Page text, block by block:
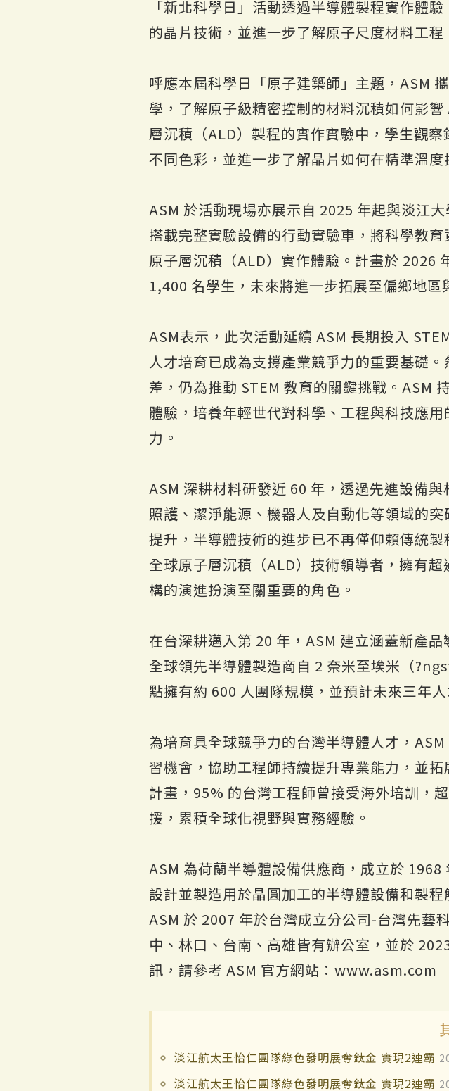
「新北科學日」活動透過半導體製程實作體
的晶片技術，並進一步了解原子尺度材料工
呼應本屆科學日「原子建築師」主題，ASM
學，了解原子級精密控制的材料沉積如何影
層沉積（ALD）製程的實作實驗中，學生觀
不同色彩，並進一步了解晶片如何在精準溫
ASM 於活動現場亦展示自 2025 年起與淡江
搭載完整實驗設備的行動實驗車，將科學教
原子層沉積（ALD）實作體驗。計畫於 2026
1,400 名學生，未來將進一步拓展至偏鄉地
ASM表示，此次活動延續 ASM 長期投入
人才培育已成為支撐產業競爭力的重要基礎
差，仍為推動 STEM 教育的關鍵挑戰。ASM
體驗，培養年輕世代對科學、工程與科技應
力。
ASM 深耕材料研發近 60 年，透過先進設備
照護、潔淨能源、機器人及自動化等領域的
提升，半導體技術的進步已不再僅仰賴傳統
全球原子層沉積（ALD）技術領導者，擁有
構的演進扮演至關重要的角色。
在台深耕邁入第 20 年，ASM 建立涵蓋新產
全球領先半導體製造商自 2 奈米至埃米（
點擁有約 600 人團隊規模，並預計未來三年
為培育具全球競爭力的台灣半導體人才，
習機會，協助工程師持續提升專業能力，並
計畫，95% 的台灣工程師曾接受海外培訓，
援，累積全球化視野與實務經驗。
ASM 為荷蘭半導體設備供應商，成立於
設計並製造用於晶圓加工的半導體設備和製
ASM 於 2007 年於台灣成立分公司-台灣先藝
中、林口、台南、高雄皆有辦公室，並於
訊，請參考 ASM 官方網站：www.asm.com
淡江航太王怡仁團隊綠色發明展奪鈦金 實現2連霸
淡江航太王怡仁團隊綠色發明展奪鈦金 實現2連霸